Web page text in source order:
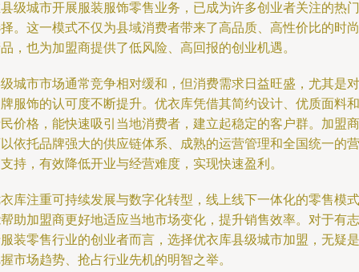
级城市开展服装服饰零售业务，已成为许多创业者关注的热门
。这一模式不仅为县域消费者带来了高品质、高性价比的时尚
，也为加盟商提供了低风险、高回报的创业机遇。
城市市场通常竞争相对缓和，但消费需求日益旺盛，尤其是对
服饰的认可度不断提升。优衣库凭借其简约设计、优质面料和
价格，能快速吸引当地消费者，建立起稳定的客户群。加盟商
依托品牌强大的供应链体系、成熟的运营管理和全国统一的营
持，有效降低开业与经营难度，实现快速盈利。
库注重可持续发展与数字化转型，线上线下一体化的零售模式
助加盟商更好地适应当地市场变化，提升销售效率。对于有志
装零售行业的创业者而言，选择优衣库县级城市加盟，无疑是
市场趋势、抢占行业先机的明智之举。